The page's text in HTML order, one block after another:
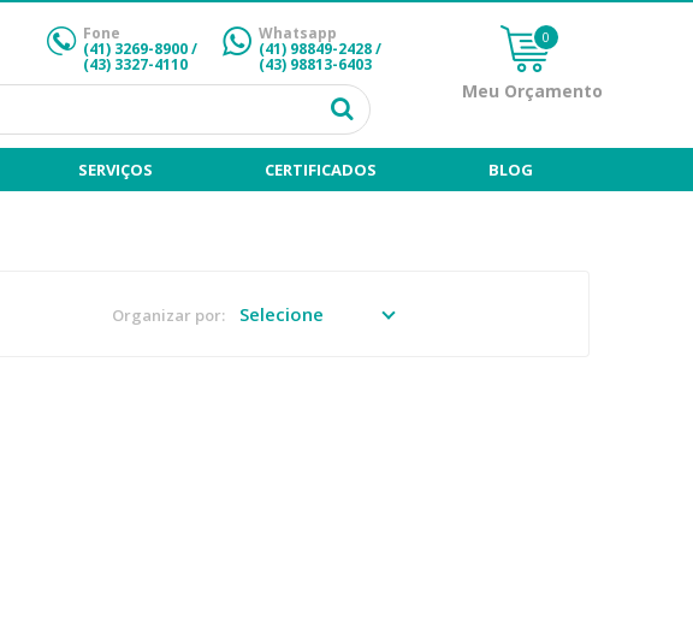
Fone
(41) 3269-8900 /
(43) 3327-4110
Whatsapp
(41) 98849-2428/
(43) 98813-6403
0
Meu Orçamento
SERVIÇOS CERTIFICADOS BLOG
Organizar por: